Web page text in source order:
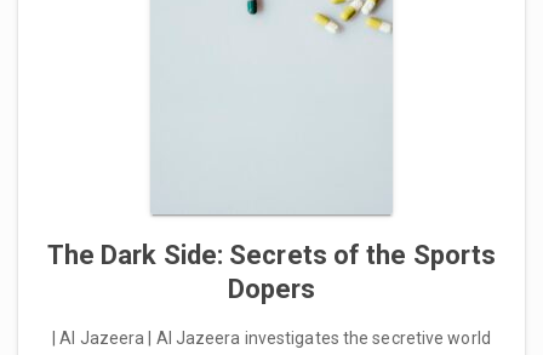
The Dark Side: Secrets of the Sports
Dopers
| Al Jazeera | Al Jazeera investigates the secretive world